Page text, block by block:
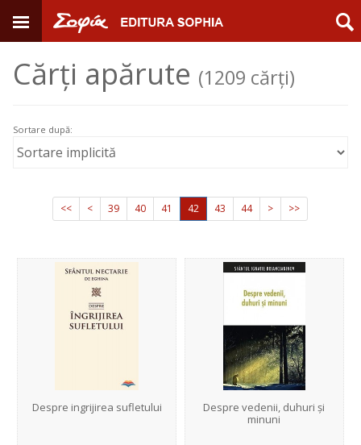
Cărți apărute (1209 cărți)
Sortare după:
<< < 39 40 41 42 43 44 > >>
Despre ingrijirea sufletului
Despre vedenii, duhuri și
minuni